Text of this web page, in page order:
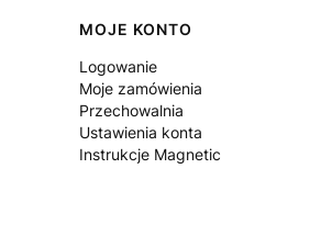
Linki w stopce
MOJE KONTO
Logowanie
Moje zamówienia
Przechowalnia
Ustawienia konta
Instrukcje Magnetic